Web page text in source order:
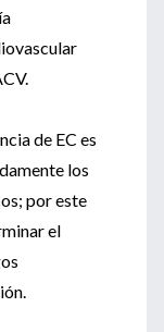
de EC es
los
por este
el